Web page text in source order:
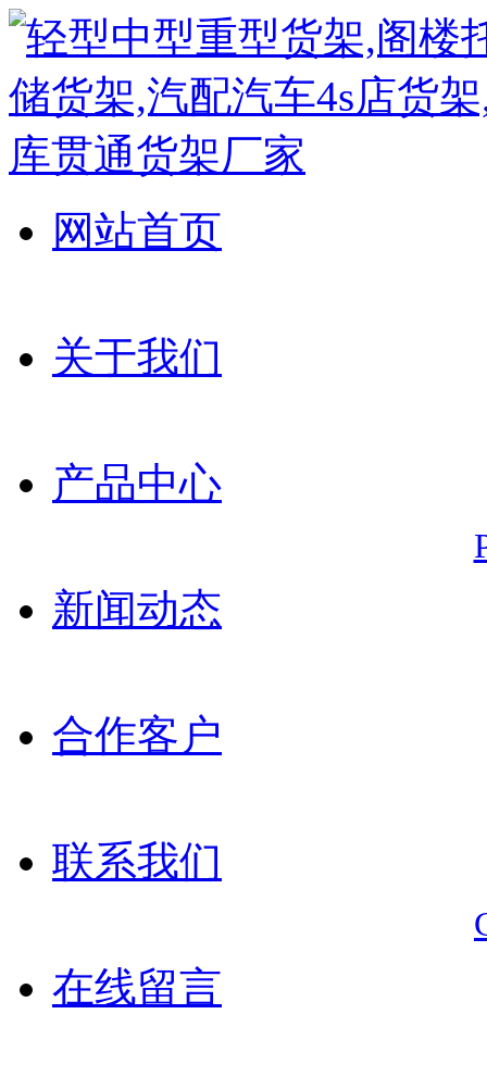
网站首页
关于我们
产品中心
新闻动态
合作客户
联系我们
在线留言